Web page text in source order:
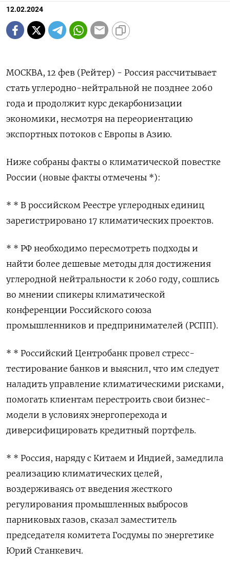
12.02.2024
МОСКВА, 12 фев (Рейтер) - Россия рассчитывает
стать углеродно-нейтральной не позднее 2060
года и продолжит курс декарбонизации
экономики, несмотря на переориентацию
экспортных потоков с Европы в Азию.
Ниже собраны факты о климатической повестке
России (новые факты отмечены *):
* * В российском Реестре углеродных единиц
зарегистрировано 17 климатических проектов.
* * РФ необходимо пересмотреть подходы и
найти более дешевые методы для достижения
углеродной нейтральности к 2060 году, сошлись
во мнении спикеры климатической
конференции Российского союза
промышленников и предпринимателей (РСПП).
* * Российский Центробанк провел стресс-
тестирование банков и выяснил, что им следует
наладить управление климатическими рисками,
помогать клиентам перестроить свои бизнес-
модели в условиях энергоперехода и
диверсифицировать кредитный портфель.
* * Россия, наряду с Китаем и Индией, замедлила
реализацию климатических целей,
воздерживаясь от введения жесткого
регулирования промышленных выбросов
парниковых газов, сказал заместитель
председателя комитета Госдумы по энергетике
Юрий Станкевич.